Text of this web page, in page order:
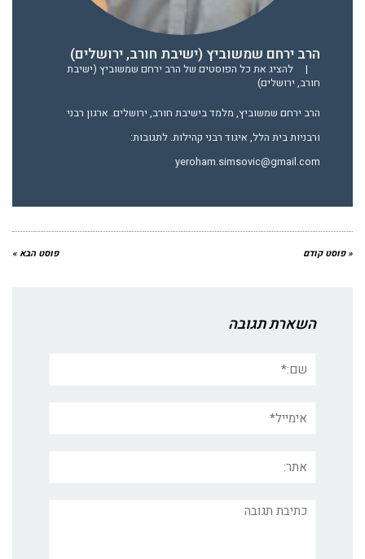
הרב ירחם שמשוביץ (ישיבת חורב, ירושלים)
|
להציג את כל הפוסטים של הרב ירחם שמשוביץ (ישיבת
חורב, ירושלים)
הרב ירחם שמשוביץ, מלמד בישיבת חורב, ירושלים. ארגון רבני
ורבניות בית הלל, איגוד רבני קהילות. לתגובות:
yeroham.simsovic@gmail.com
« פוסט קודם פוסט הבא »
השארת תגובה
תגובה